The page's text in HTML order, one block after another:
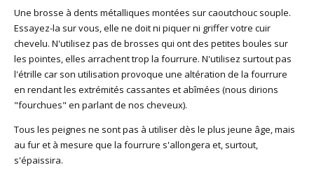
Une brosse à dents métalliques montées sur caoutchouc souple.
Essayez-la sur vous, elle ne doit ni piquer ni griffer votre cuir
chevelu. N'utilisez pas de brosses qui ont des petites boules sur
les pointes, elles arrachent trop la fourrure. N'utilisez surtout pas
l'étrille car son utilisation provoque une altération de la fourrure
en rendant les extrémités cassantes et abîmées (nous dirions
"fourchues" en parlant de nos cheveux).
Tous les peignes ne sont pas à utiliser dès le plus jeune âge, mais
au fur et à mesure que la fourrure s'allongera et, surtout,
s'épaissira.